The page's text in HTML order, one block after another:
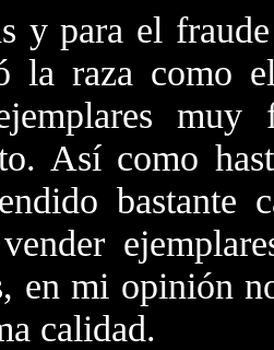
y para el
la raza como
Así como
bastante
en mi opinión
calidad.